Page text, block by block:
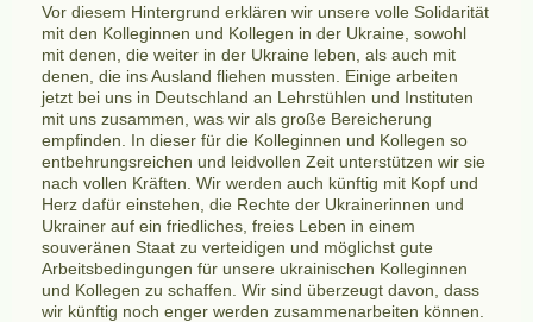
Vor diesem Hintergrund erklären wir unsere volle Solidarität
mit den Kolleginnen und Kollegen in der Ukraine, sowohl
mit denen, die weiter in der Ukraine leben, als auch mit
denen, die ins Ausland fliehen mussten. Einige arbeiten
jetzt bei uns in Deutschland an Lehrstühlen und Instituten
mit uns zusammen, was wir als große Bereicherung
empfinden. In dieser für die Kolleginnen und Kollegen so
entbehrungsreichen und leidvollen Zeit unterstützen wir sie
nach vollen Kräften. Wir werden auch künftig mit Kopf und
Herz dafür einstehen, die Rechte der Ukrainerinnen und
Ukrainer auf ein friedliches, freies Leben in einem
souveränen Staat zu verteidigen und möglichst gute
Arbeitsbedingungen für unsere ukrainischen Kolleginnen
und Kollegen zu schaffen. Wir sind überzeugt davon, dass
wir künftig noch enger werden zusammenarbeiten können.